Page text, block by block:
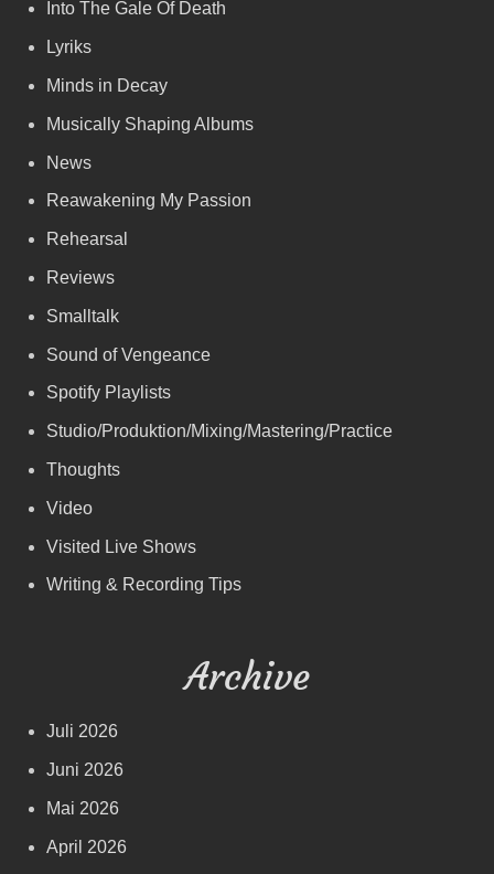
Into The Gale Of Death
Lyriks
Minds in Decay
Musically Shaping Albums
News
Reawakening My Passion
Rehearsal
Reviews
Smalltalk
Sound of Vengeance
Spotify Playlists
Studio/Produktion/Mixing/Mastering/Practice
Thoughts
Video
Visited Live Shows
Writing & Recording Tips
Archive
Juli 2026
Juni 2026
Mai 2026
April 2026